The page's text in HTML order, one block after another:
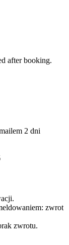
after booking.
2 dni
zwrot
zwrotu.